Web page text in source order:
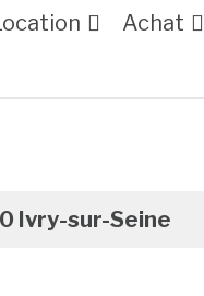
Achat
Ivry-sur-Seine